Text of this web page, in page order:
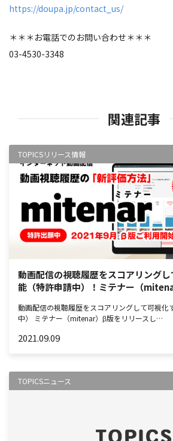
https://doupa.jp/contact_us/
＊＊＊お電話でのお問い合わせ＊＊＊
03-4530-3348
関連記事
TOPICSリリース情報
動画配信の視聴履歴をスコアリング
能（特許申請中）！ミテナー（
動画配信の視聴履歴をスコアリングして可視化
中） ミテナー（mitenar）β版をリリースし…
2021.09.09
TOPICSニュース